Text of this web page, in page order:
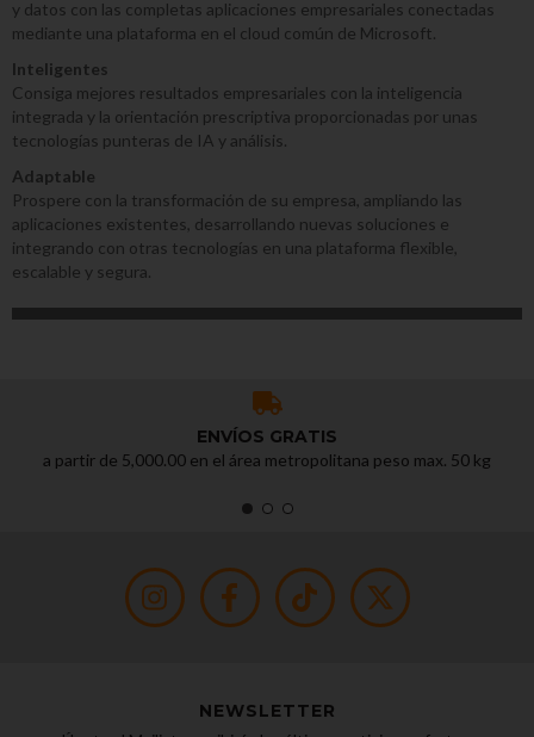
y datos con las completas aplicaciones empresariales conectadas
mediante una plataforma en el cloud común de Microsoft.
Inteligentes
Consiga mejores resultados empresariales con la inteligencia
integrada y la orientación prescriptiva proporcionadas por unas
tecnologías punteras de IA y análisis.
Adaptable
Prospere con la transformación de su empresa, ampliando las
aplicaciones existentes, desarrollando nuevas soluciones e
integrando con otras tecnologías en una plataforma flexible,
escalable y segura.
ENVÍOS GRATIS
a partir de 5,000.00 en el área metropolitana peso max. 50 kg
NEWSLETTER